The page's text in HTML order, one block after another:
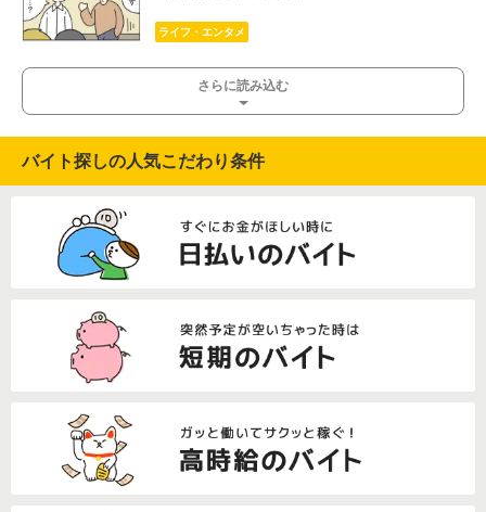
ライフ・エンタメ
さらに読み込む
バイト探しの人気こだわり条件